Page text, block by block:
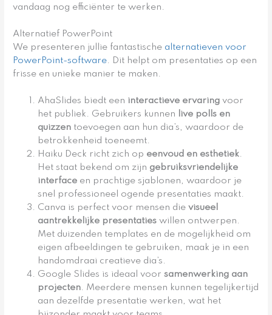
vandaag nog efficiënter te werken.
Alternatief PowerPoint
We presenteren jullie fantastische alternatieven voor
PowerPoint-software. Dit helpt om presentaties op een
frisse en unieke manier te maken.
AhaSlides biedt een interactieve ervaring voor
het publiek. Gebruikers kunnen
live polls en
quizzen toevoegen aan hun dia’s, waardoor de
betrokkenheid toeneemt.
Haiku Deck richt zich op eenvoud en esthetiek.
Het staat bekend om zijn gebruiksvriendelijke
interface en prachtige sjablonen, waardoor je
snel professioneel ogende presentaties maakt.
Canva is perfect voor mensen dievisueel
aantrekkelijke presentaties willen ontwerpen.
Met duizenden templates en de mogelijkheid om
eigen afbeeldingen te gebruiken, maak je in een
handomdraai creatieve dia’s.
Google Slides is ideaal voorsamenwerking aan
projecten. Meerdere mensen kunnen tegelijkertijd
aan dezelfde presentatie werken, wat het